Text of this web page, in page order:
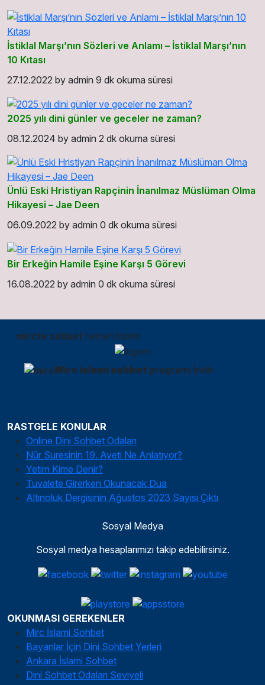
İstiklal Marşı’nın Sözleri ve Anlamı – İstiklal Marşı’nın
10 Kıtası
27.12.2022 by admin 9 dk okuma süresi
2025 yılı dini günler ve geceler ne zaman?
08.12.2024 by admin 2 dk okuma süresi
Ünlü Eski Hristiyan Rapçinin İnanılmaz Müslüman Olma
Hikayesi – Jae Deen
06.09.2022 by admin 0 dk okuma süresi
Bir Erkeğin Hamile Eşine Karşı 5 Görevi
16.08.2022 by admin 0 dk okuma süresi
mircte sohbet hemen indirin
Mirc islami sohbet programı İndir
RASTGELE KONULAR
Online Dini Sohbet Odaları
Nûr Suresinin 19. Ayeti Ne Anlatıyor?
Yetim Kime Denir?
Tuvalete Girerken Okunacak Dua
Altınoluk Dergisinin Ağustos 2023 Sayısı Çıktı
Sosyal Medya
Sosyal medya hesaplarımızı takip edebilirsiniz.
OKUNMASI GEREKENLER
Mirc İslami Sohbet
Bayanlar İçin Dini Sohbet Yerleri
Ankara İslami Sohbet
Dini Sohbet Odaları Seviyeli